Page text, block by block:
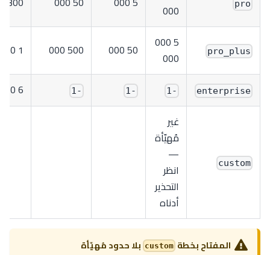
pro
000
pro_plus
5 000
000
50 000
500 000
1 200
enterprise
-1
-1
-1
6 000
custom
غير
مُهيّأة
—
انظر
التحذير
أدناه
المفتاح بخطة custom بلا حدود مُهيّأة